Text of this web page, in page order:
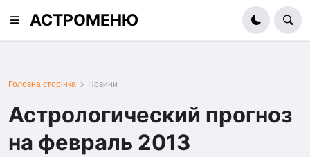
АСТРОМЕНЮ
Головна сторінка Новини
Астрологический прогноз
на февраль 2013